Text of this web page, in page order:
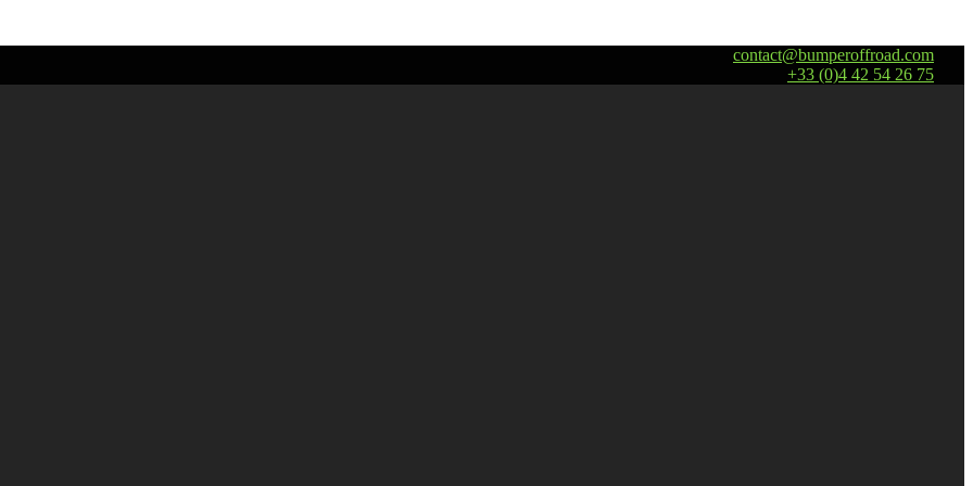
contact@bumperoffroad.com
+33 (0)4 42 54 26 75